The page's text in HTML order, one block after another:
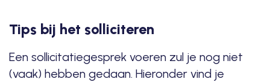
Tips bij het solliciteren
Een sollicitatiegesprek voeren zul je nog niet
(vaak) hebben gedaan. Hieronder vind je